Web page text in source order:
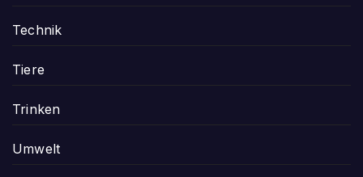
Technik
Tiere
Trinken
Umwelt